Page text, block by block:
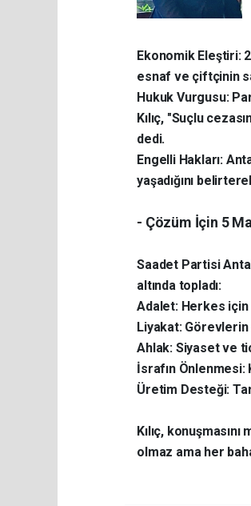
​Ekonomik Eleştiri:
esnaf ve çiftçinin
​Hukuk Vurgusu:
Kılıç, "Suçlu
dedi.
​Engelli Hakları:
yaşadığını
- ​Çözüm İçin 5
​Saadet Partisi
altında topladı:
​Adalet: Herkes
​Liyakat: Görevlerin
​Ahlak: Siyaset ve
​İsrafın Önlenmesi:
​Üretim Desteği:
​Kılıç,
olmaz ama her